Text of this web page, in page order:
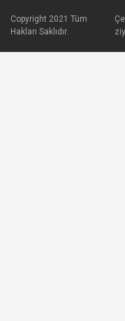
Copyright 2021 Tüm
Hakları Saklıdır.